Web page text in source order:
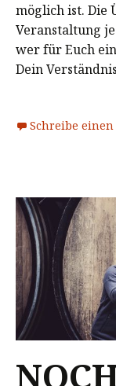
möglich ist. Die
Veranstaltung
wer für Euch
Dein
Schreibe